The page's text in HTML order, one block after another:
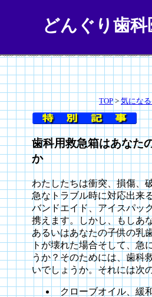
どんぐり歯科
TOP>気にな
歯科用救急箱はあなた
か
わたしたちは衝突、損傷、
急なトラブル時に対応出来
バンドエイド、アイスパッ
携えます。しかし、もしあ
あるいはあなたの子供の乳
トが壊れた場合そして、急
うか？そのためには、歯科
いでしょうか。それには次
クローブオイル、緩